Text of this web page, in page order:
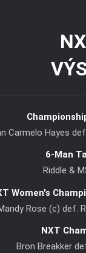
Carmelo Hayes
6-Man
Riddle &
Women's
Rose (c) def.
NXT
Bron Breakker